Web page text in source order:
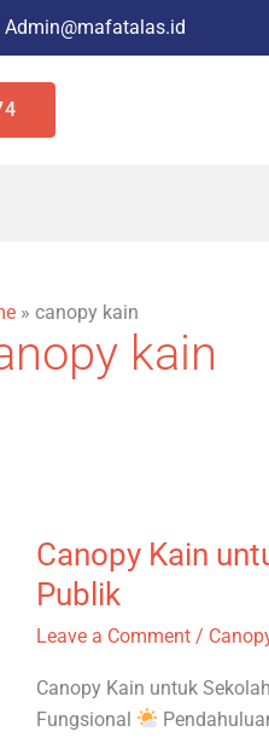
Admin@mafatalas.id
» canopy kain
kain
Canopy Kain
Publik
Leave a Comment /
Canopy Kain untuk
Fungsional
Canopy
Kain
untuk
Sekolah,
Masjid,
dan